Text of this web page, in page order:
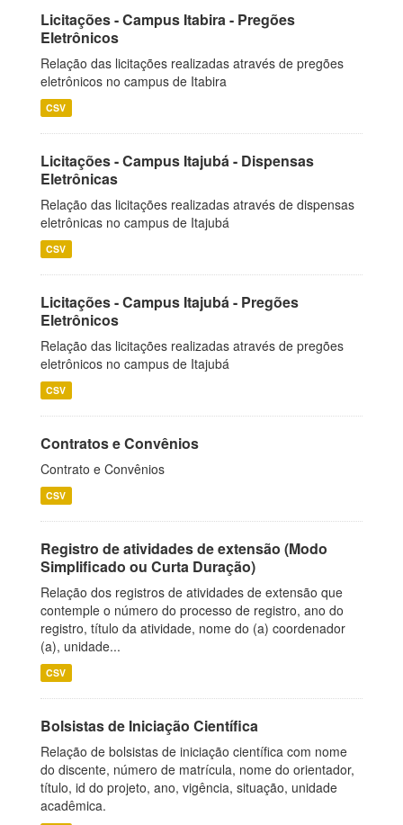
Licitações - Campus Itabira - Pregões
Eletrônicos
Relação das licitações realizadas através de pregões
eletrônicos no campus de Itabira
CSV
Licitações - Campus Itajubá - Dispensas
Eletrônicas
Relação das licitações realizadas através de dispensas
eletrônicas no campus de Itajubá
CSV
Licitações - Campus Itajubá - Pregões
Eletrônicos
Relação das licitações realizadas através de pregões
eletrônicos no campus de Itajubá
CSV
Contratos e Convênios
Contrato e Convênios
CSV
Registro de atividades de extensão (Modo
Simplificado ou Curta Duração)
Relação dos registros de atividades de extensão que
contemple o número do processo de registro, ano do
registro, título da atividade, nome do (a) coordenador
(a), unidade...
CSV
Bolsistas de Iniciação Científica
Relação de bolsistas de iniciação científica com nome
do discente, número de matrícula, nome do orientador,
título, id do projeto, ano, vigência, situação, unidade
acadêmica.